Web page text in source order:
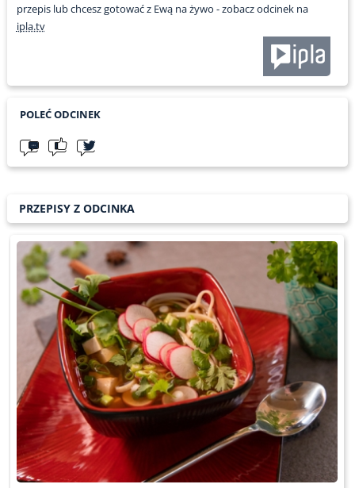
przepis lub chcesz gotować z Ewą na żywo - zobacz odcinek na
ipla.tv
POLEĆ ODCINEK
PRZEPISY Z ODCINKA